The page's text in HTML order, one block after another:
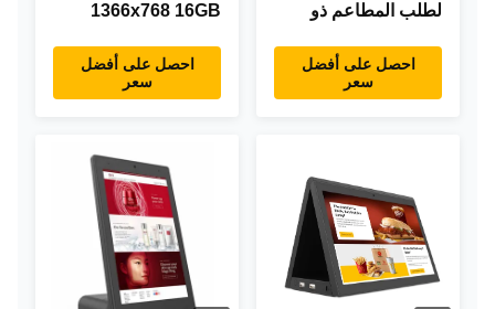
لطلب المطاعم ذو
0.3 بوصة، 1920×1080
شاشة تعمل باللمس،
احصل على أفضل
سعر
1366x768 16GB
جهاز لوحي اندرويد واحد
تصميم حديث
احصل على أفضل
سعر